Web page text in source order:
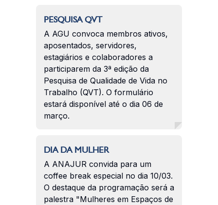
PESQUISA QVT
A AGU convoca membros ativos,
aposentados, servidores,
estagiários e colaboradores a
participarem da 3ª edição da
Pesquisa de Qualidade de Vida no
Trabalho (QVT). O formulário
estará disponível até o dia 06 de
março.
DIA DA MULHER
A ANAJUR convida para um
coffee break especial no dia 10/03.
O destaque da programação será a
palestra "Mulheres em Espaços de